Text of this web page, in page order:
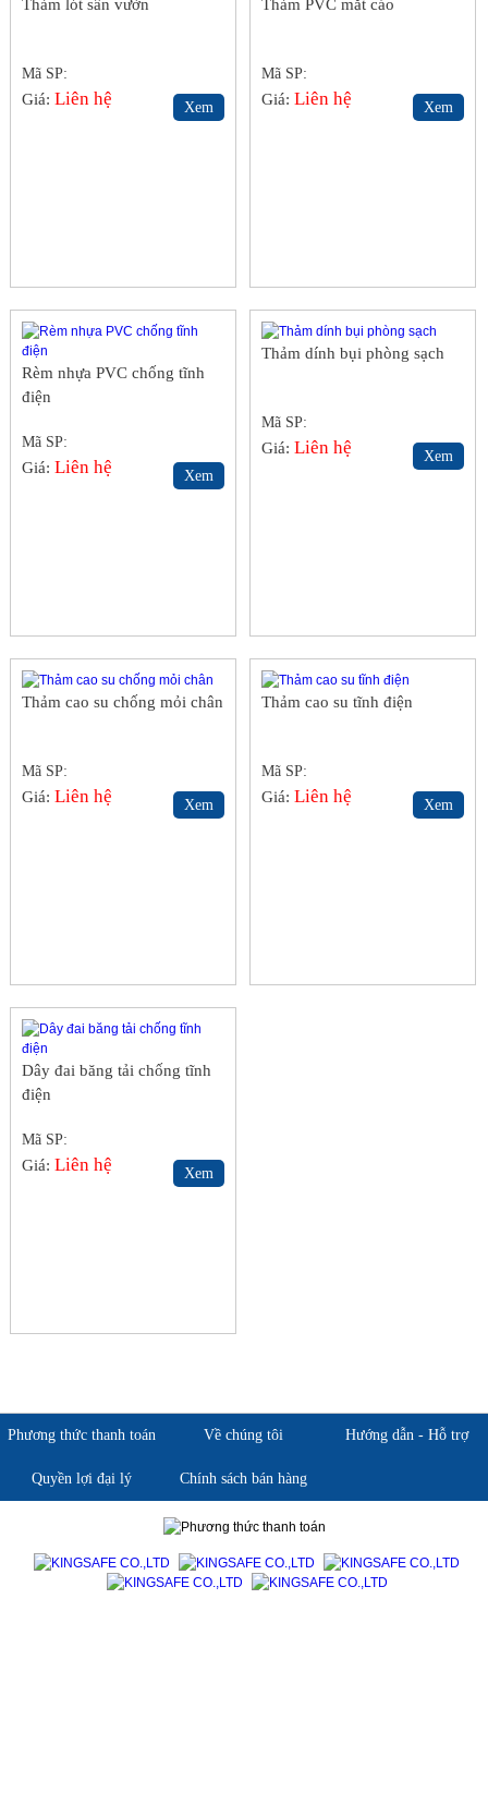
Thảm lót sân vườn
Mã SP:
Giá:Liên hệ Xem
Thảm PVC mắt cáo
Mã SP:
Giá:Liên hệ Xem
Rèm nhựa PVC chống tĩnh
điện
Mã SP:
Giá:Liên hệ Xem
Thảm dính bụi phòng sạch
Mã SP:
Giá:Liên hệ Xem
Thảm cao su chống mỏi chân
Mã SP:
Giá:Liên hệ Xem
Thảm cao su tĩnh điện
Mã SP:
Giá:Liên hệ Xem
Dây đai băng tải chống tĩnh
điện
Mã SP:
Giá:Liên hệ Xem
Phương thức thanh toán Về chúng tôi Hướng dẫn - Hỗ trợ
Quyền lợi đại lý Chính sách bán hàng